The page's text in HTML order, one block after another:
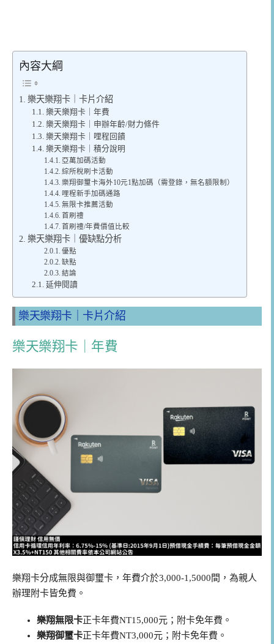
內容大綱
樂天樂翔卡｜卡片介紹
樂天樂翔卡｜年費
樂天樂翔卡｜申辦年齡/財力條件
樂天樂翔卡｜哩程回饋
樂天樂翔卡｜積分說明
亞萬加碼活動
綜所稅刷卡活動
樂翔御璽卡海外10元1點加碼（需登錄，無名額限制）
哩程新手加碼通路
無限卡推薦活動
首刷禮
首刷禮/年費價值比較
樂天樂翔卡｜優缺點分析
優點
缺點
結論
延伸閱讀
樂天樂翔卡｜卡片介紹
樂天樂翔卡｜年費
樂翔卡分成無限與御璽卡，年費介於3,000-1,5000間，為親人
辦理附卡皆免費。
樂翔無限卡正卡年費NT15,000元；附卡免年費。
樂翔御璽卡正卡年費NT3,000元；附卡免年費。